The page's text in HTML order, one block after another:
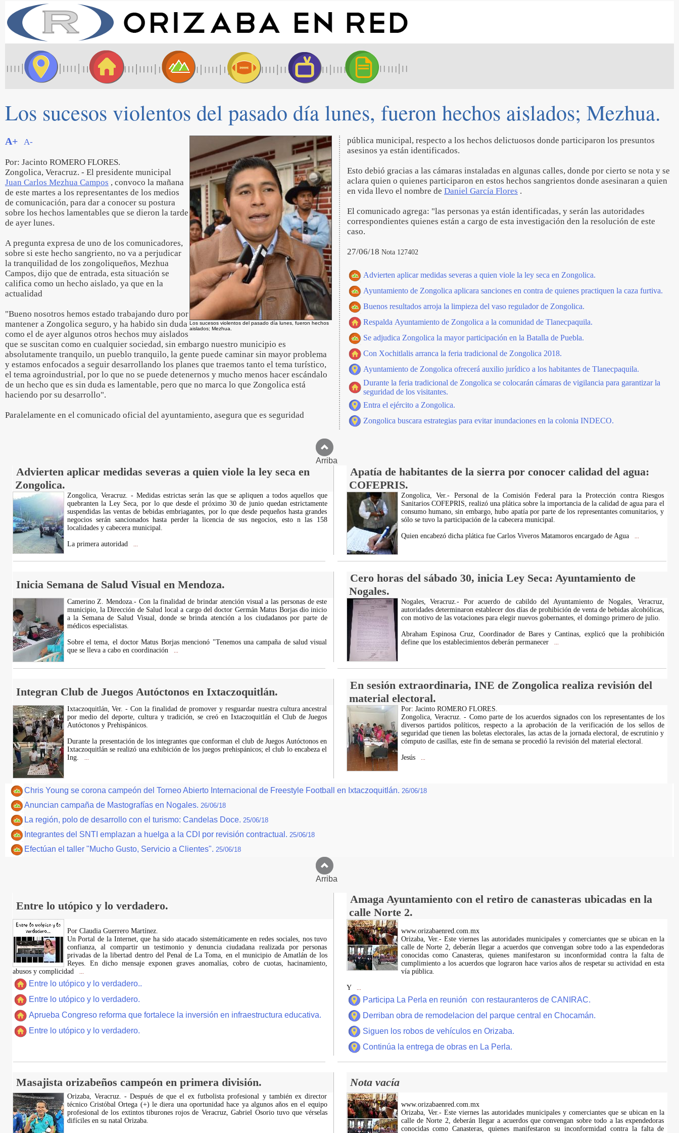
Los sucesos violentos del pasado día lunes, fueron hechos aislados; Mezhua.
Los sucesos violentos del pasado día lunes, fueron hechos
aislados; Mezhua.
A+ A-
Por: Jacinto ROMERO FLORES.
Zongolica, Veracruz. - El presidente municipal
Juan Carlos Mezhua Campos , convoco la mañana
de este martes a los representantes de los medios
de comunicación, para dar a conocer su postura
sobre los hechos lamentables que se dieron la tarde
de ayer lunes.
A pregunta expresa de uno de los comunicadores,
sobre si este hecho sangriento, no va a perjudicar
la tranquilidad de los zongoliqueños, Mezhua
Campos, dijo que de entrada, esta situación se
califica como un hecho aislado, ya que en la
actualidad
"Bueno nosotros hemos estado trabajando duro por
mantener a Zongolica seguro, y ha habido sin duda
como el de ayer algunos otros hechos muy aislados
que se suscitan como en cualquier sociedad, sin embargo nuestro municipio es
absolutamente tranquilo, un pueblo tranquilo, la gente puede caminar sin mayor problema
y estamos enfocados a seguir desarrollando los planes que traemos tanto el tema turístico,
el tema agroindustrial, por lo que no se puede detenernos y mucho menos hacer escándalo
de un hecho que es sin duda es lamentable, pero que no marca lo que Zongolica está
haciendo por su desarrollo".
Paralelamente en el comunicado oficial del ayuntamiento, asegura que es seguridad
pública municipal, respecto a los hechos delictuosos donde participaron los presuntos
asesinos ya están identificados.
Esto debió gracias a las cámaras instaladas en algunas calles, donde por cierto se nota y se
aclara quien o quienes participaron en estos hechos sangrientos donde asesinaran a quien
en vida llevo el nombre de Daniel García Flores .
El comunicado agrega: "las personas ya están identificadas, y serán las autoridades
correspondientes quienes están a cargo de esta investigación den la resolución de este
caso.
27/06/18 Nota 127402
Advierten aplicar medidas severas a quien viole la ley seca en Zongolica.
Ayuntamiento de Zongolica aplicara sanciones en contra de quienes practiquen la caza furtiva.
Buenos resultados arroja la limpieza del vaso regulador de Zongolica.
Respalda Ayuntamiento de Zongolica a la comunidad de Tlanecpaquila.
Se adjudica Zongolica la mayor participación en la Batalla de Puebla.
Con Xochitlalis arranca la feria tradicional de Zongolica 2018.
Ayuntamiento de Zongolica ofrecerá auxilio jurídico a los habitantes de Tlanecpaquila.
Durante la feria tradicional de Zongolica se colocarán cámaras de vigilancia para garantizar la
seguridad de los visitantes.
Entra el ejército a Zongolica.
Zongolica buscara estrategias para evitar inundaciones en la colonia INDECO.
Arriba
Advierten aplicar medidas severas a quien viole la ley seca en
Zongolica.
Apatía de habitantes de la sierra por conocer calidad del agua:
COFEPRIS.
Zongolica, Veracruz. - Medidas estrictas serán las que se apliquen a todos aquellos que
quebranten la Ley Seca, por lo que desde el próximo 30 de junio quedan estrictamente
suspendidas las ventas de bebidas embriagantes, por lo que desde pequeños hasta grandes
negocios serán sancionados hasta perder la licencia de sus negocios, esto n las 158
localidades y cabecera municipal.
La primera autoridad
Zongolica, Ver.- Personal de la Comisión Federal para la Protección contra Riesgos
Sanitarios COFEPRIS, realizó una plática sobre la importancia de la calidad de agua para el
consumo humano, sin embargo, hubo apatía por parte de los representantes comunitarios, y
sólo se tuvo la participación de la cabecera municipal.
Quien encabezó dicha plática fue Carlos Viveros Matamoros encargado de Agua
Inicia Semana de Salud Visual en Mendoza.
Cero horas del sábado 30, inicia Ley Seca: Ayuntamiento de
Nogales.
Camerino Z. Mendoza.- Con la finalidad de brindar atención visual a las personas de este
municipio, la Dirección de Salud local a cargo del doctor Germán Matus Borjas dio inicio
a la Semana de Salud Visual, donde se brinda atención a los ciudadanos por parte de
médicos especialistas.
Sobre el tema, el doctor Matus Borjas mencionó "Tenemos una campaña de salud visual
que se lleva a cabo en coordinación
Nogales, Veracruz.- Por acuerdo de cabildo del Ayuntamiento de Nogales, Veracruz,
autoridades determinaron establecer dos días de prohibición de venta de bebidas alcohólicas,
con motivo de las votaciones para elegir nuevos gobernantes, el domingo primero de julio.
Abraham Espinosa Cruz, Coordinador de Bares y Cantinas, explicó que la prohibición
define que los establecimientos deberán permanecer
Integran Club de Juegos Autóctonos en Ixtaczoquitlán.
En sesión extraordinaria, INE de Zongolica realiza revisión del
material electoral.
Ixtaczoquitlán, Ver. - Con la finalidad de promover y resguardar nuestra cultura ancestral
por medio del deporte, cultura y tradición, se creó en Ixtaczoquitlán el Club de Juegos
Autóctonos y Prehispánicos.
Durante la presentación de los integrantes que conforman el club de Juegos Autóctonos en
Ixtaczoquitlán se realizó una exhibición de los juegos prehispánicos; el club lo encabeza el
Ing.
Por: Jacinto ROMERO FLORES.
Zongolica, Veracruz. - Como parte de los acuerdos signados con los representantes de los
diversos partidos políticos, respecto a la aprobación de la verificación de los sellos de
seguridad que tienen las boletas electorales, las actas de la jornada electoral, de escrutinio y
cómputo de casillas, este fin de semana se procedió la revisión del material electoral.
Jesús
Chris Young se corona campeón del Torneo Abierto Internacional de Freestyle Football en Ixtaczoquitlán. 26/06/18
Anuncian campaña de Mastografías en Nogales. 26/06/18
La región, polo de desarrollo con el turismo: Candelas Doce. 25/06/18
Integrantes del SNTI emplazan a huelga a la CDI por revisión contractual. 25/06/18
Efectúan el taller "Mucho Gusto, Servicio a Clientes". 25/06/18
Arriba
Entre lo utópico y lo verdadero.
Amaga Ayuntamiento con el retiro de canasteras ubicadas en la
calle Norte 2.
Por Claudia Guerrero Martínez.
​Un Portal de la Internet, que ha sido atacado sistemáticamente en redes sociales, nos tuvo
confianza, al compartir un testimonio y denuncia ciudadana realizada por personas
privadas de la libertad dentro del Penal de La Toma, en el municipio de Amatlán de los
Reyes. En dicho mensaje exponen graves anomalías, cobro de cuotas, hacinamiento,
abusos y complicidad
Entre lo utópico y lo verdadero..
Entre lo utópico y lo verdadero.
Aprueba Congreso reforma que fortalece la inversión en infraestructura educativa.
Entre lo utópico y lo verdadero.
www.orizabaenred.com.mx
Orizaba, Ver.- Este viernes las autoridades municipales y comerciantes que se ubican en la
calle de Norte 2, deberán llegar a acuerdos que convengan sobre todo a las expendedoras
conocidas como Canasteras, quienes manifestaron su inconformidad contra la falta de
cumplimiento a los acuerdos que lograron hace varios años de respetar su actividad en esta
vía pública.
Y
Participa La Perla en reunión con restauranteros de CANIRAC.
Derriban obra de remodelacion del parque central en Chocamán.
Siguen los robos de vehículos en Orizaba.
Continúa la entrega de obras en La Perla.
Masajista orizabeños campeón en primera división. Nota vacía
Orizaba, Veracruz. - Después de que el ex futbolista profesional y también ex director
técnico Cristóbal Ortega (+) le diera una oportunidad hace ya algunos años en el equipo
profesional de los extintos tiburones rojos de Veracruz, Gabriel Osorio tuvo que vérselas
difíciles en su natal Orizaba.
www.orizabaenred.com.mx
Orizaba, Ver.- Este viernes las autoridades municipales y comerciantes que se ubican en la
calle de Norte 2, deberán llegar a acuerdos que convengan sobre todo a las expendedoras
conocidas como Canasteras, quienes manifestaron su inconformidad contra la falta de